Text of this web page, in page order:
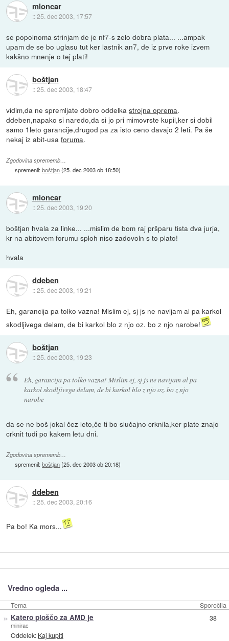
mloncar
::25. dec 2003, 17:57
se popolnoma strinjam de je nf7-s zelo dobra plata... ...ampak
upam de se bo uglasu tut ker lastnik an7, de iz prve roke izvem
kakšno mnenje o tej plati!
boštjan
::25. dec 2003, 18:47
vidim,da ne spremljate dobro oddelkastrojna oprema.
ddeben,napako si naredo,da si jo pri mimovrste kupil,ker si dobil
samo 1leto garancije,drugod pa za isto ceno davajo 2 leti. Pa še
nekaj iz abit-usaforuma.
Zgodovina sprememb…
spremenil:boštjan(25. dec 2003 ob 18:50)
mloncar
::25. dec 2003, 19:20
boštjan hvala za linke... ...mislim de bom raj pršparu tista dva jurja,
kr na abitovem forumu sploh niso zadovoln s to plato!
hvala
ddeben
::25. dec 2003, 19:21
Eh, garancija pa tolko vazna! Mislim ej, sj js ne navijam al pa karkol
skodljivega delam, de bi karkol blo z njo oz. bo z njo narobe!
boštjan
::25. dec 2003, 19:23
Eh, garancija pa tolko vazna! Mislim ej, sj js ne navijam al pa
karkol skodljivega delam, de bi karkol blo z njo oz. bo z njo
narobe
da se ne boš jokal čez leto,če ti bo slučajno crknila,ker plate znajo
crknit tudi po kakem letu dni.
Zgodovina sprememb…
spremenil:boštjan(25. dec 2003 ob 20:18)
ddeben
::25. dec 2003, 20:16
Pa bo! Ka mors...
Vredno ogleda ...
Tema Sporočila
» Katero ploščo za AMD je
minirac
Oddelek: Kaj kupiti
38